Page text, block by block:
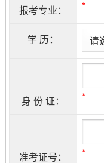
报考专业： *
学 历：
身 份 证： *
准考证号： *